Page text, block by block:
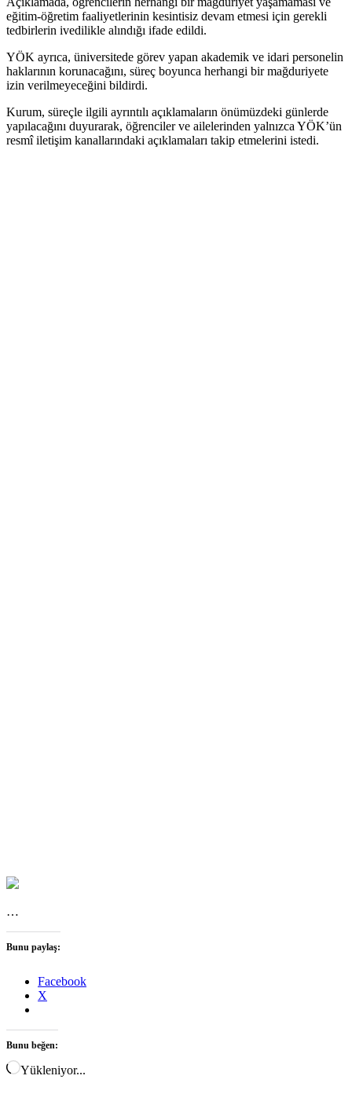
eğitim-öğretim faaliyetlerinin kesintisiz devam etmesi için gerekli
tedbirlerin ivedilikle alındığı ifade edildi.
YÖK ayrıca, üniversitede görev yapan akademik ve idari personelin
haklarının korunacağını, süreç boyunca herhangi bir mağduriyete
izin verilmeyeceğini bildirdi.
Kurum, süreçle ilgili ayrıntılı açıklamaların önümüzdeki günlerde
yapılacağını duyurarak, öğrenciler ve ailelerinden yalnızca YÖK’ün
resmî iletişim kanallarındaki açıklamaları takip etmelerini istedi.
…
Bunu paylaş:
Facebook
X
Bunu beğen:
Yükleniyor...